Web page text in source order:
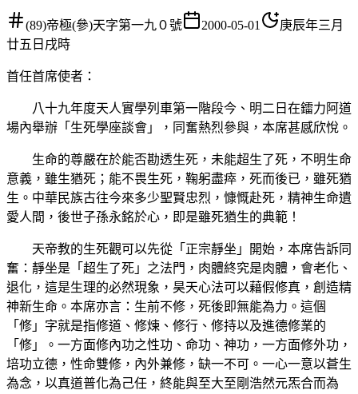
(89)帝極(參)天字第一九０號 2000-05-01
庚辰年三月
廿五日戌時
首任首席使者 ：
八十九年度天人實學列車第一階段今、明二日在鐳力阿道
場內舉辦「生死學座談會」，同奮熱烈參與，本席甚感欣悅。
生命的尊嚴在於能否勘透生死，未能超生了死，不明生命
意義，雖生猶死；能不畏生死，鞠躬盡瘁，死而後已，雖死猶
生。中華民族古往今來多少聖賢忠烈，慷慨赴死，精神生命遺
愛人間，後世子孫永銘於心，即是雖死猶生的典範！
天帝教的生死觀可以先從「正宗靜坐」開始，本席告訴同
奮：靜坐是「超生了死」之法門，肉體終究是肉體，會老化、
退化，這是生理的必然現象，昊天心法可以藉假修真，創造精
神新生命。本席亦言：生前不修，死後即無能為力。這個
「修」字就是指修道、修煉、修行、修持以及進德修業的
「修」。一方面修內功之性功、命功、神功，一方面修外功，
培功立德，性命雙修，內外兼修，缺一不可。一心一意以蒼生
為念，以真道普化為己任，終能與至大至剛浩然元炁合而為